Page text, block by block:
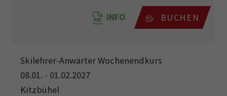
INFO BUCHEN
Skilehrer-Anwärter Wochenendkurs
08.01. - 01.02.2027
Kitzbühel